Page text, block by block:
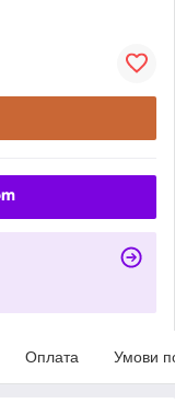
Оплата Умови